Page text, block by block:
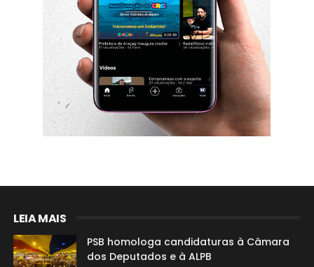
LEIA MAIS
PSB homologa candidaturas à Câmara
dos Deputados e à ALPB